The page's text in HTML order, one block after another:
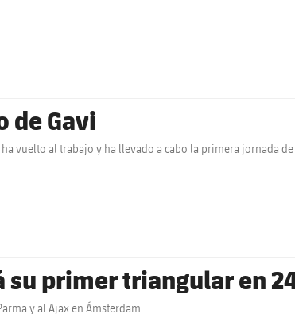
de Gavi
vuelto al trabajo y ha llevado a cabo la primera jornada
su primer triangular en
y al Ajax en Ámsterdam